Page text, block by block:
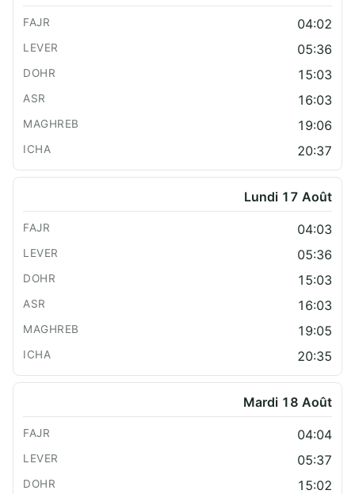
04:02
05:36
15:03
16:03
19:06
20:37
Lundi 17 Août
04:03
05:36
15:03
16:03
19:05
20:35
Mardi 18 Août
04:04
05:37
15:02